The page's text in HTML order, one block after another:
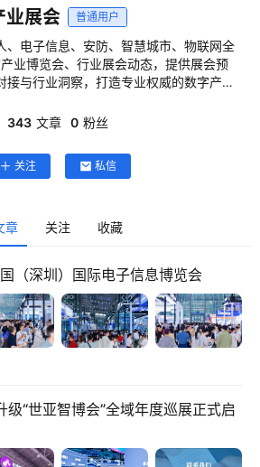
业展会 普通用户
、电子信息、安防、智慧城市、物联网全
业博览会、行业展会动态，提供展会预
接与行业洞察，打造专业权威的数字产业
343 文章 0 粉丝
关注 私信
章 关注 收藏
（深圳）国际电子信息博览会
“世亚智博会”全域年度巡展正式启